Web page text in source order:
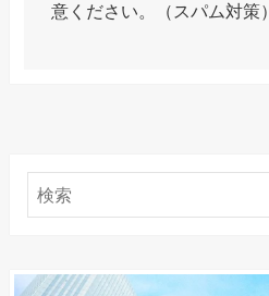
意ください。（スパム対策）